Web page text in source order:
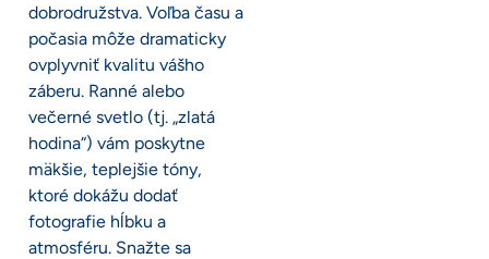
dobrodružstva. Voľba času a
počasia môže dramaticky
ovplyvniť kvalitu vášho
záberu. Ranné alebo
večerné svetlo (tj. „zlatá
hodina“) vám poskytne
mäkšie, teplejšie tóny,
ktoré dokážu dodať
fotografie hĺbku a
atmosféru. Snažte sa